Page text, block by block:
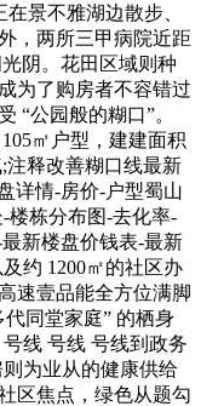
景不雅湖边散步、
，两所三甲病院近距
阴。花田区域则种
为了购房者不容错过
“公园般的糊口”。
㎡户型，建建面积
注释改善糊口线最新
详情-房价-户型蜀山
楼栋分布图-去化率-
新楼盘价钱表-最新
约 1200㎡的社区办
速壹品能全方位满脚
同堂家庭” 的栖身
线 号线 号线到政务
为业从的健康供给
区焦点，绿色从题勾